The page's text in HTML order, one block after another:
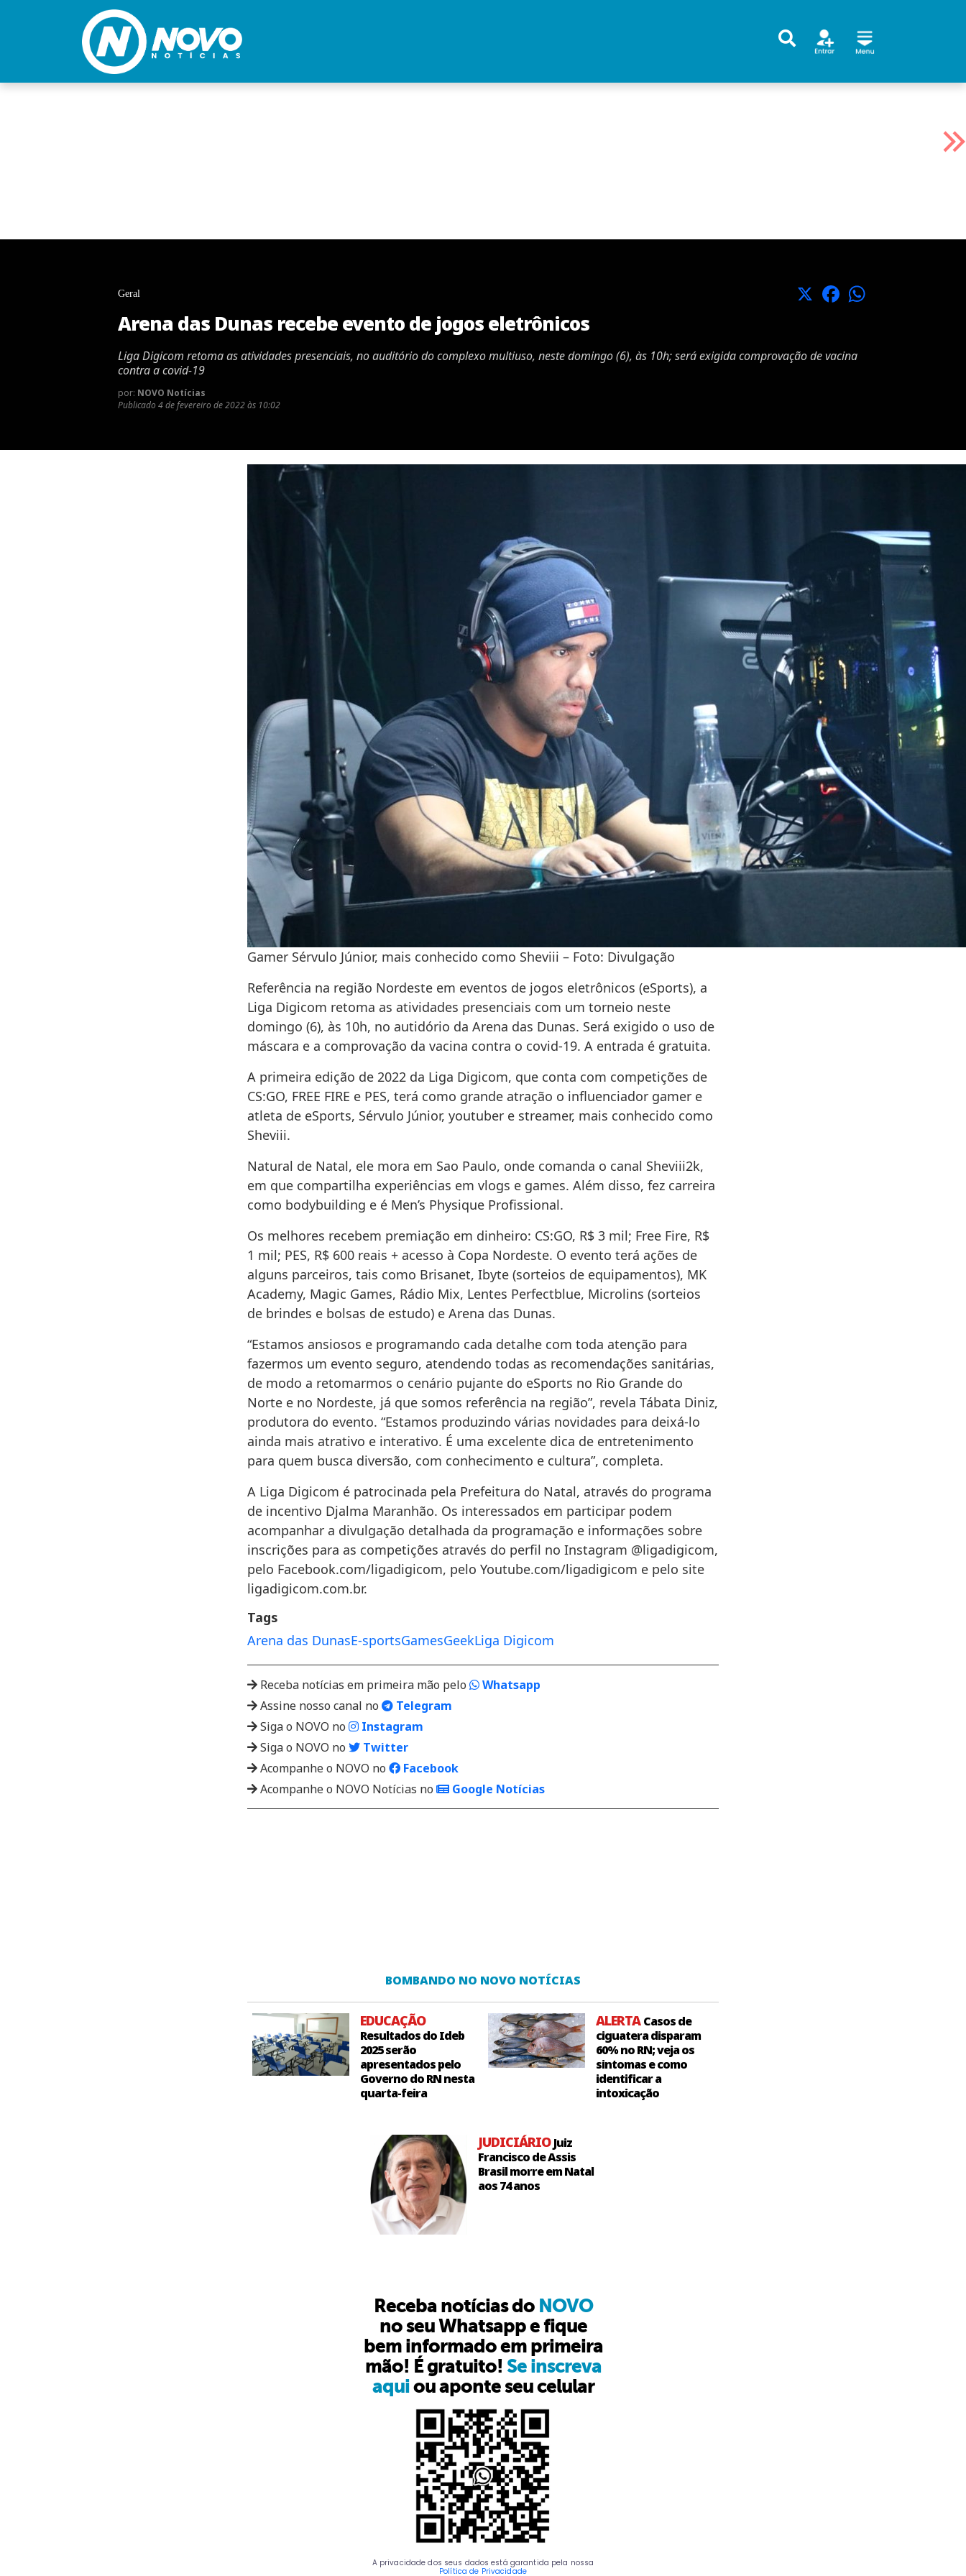
Geral X Facebook
Arena das Dunas recebe evento de jogos eletrônicos
Liga Digicom retoma as atividades presenciais, no auditório do complexo multiuso, neste domingo (6), às 10h; será exigida comprovação de vacina
contra a covid-19
por: NOVO Notícias
Publicado 4 de fevereiro de 2022 às 10:02
Gamer Sérvulo Júnior, mais conhecido como Sheviii – Foto: Divulgação
Referência na região Nordeste em eventos de jogos eletrônicos (eSports), a
Liga Digicom retoma as atividades presenciais com um torneio neste
domingo (6), às 10h, no autidório da Arena das Dunas. Será exigido o uso de
máscara e a comprovação da vacina contra o covid-19. A entrada é gratuita.
A primeira edição de 2022 da Liga Digicom, que conta com competições de
CS:GO, FREE FIRE e PES, terá como grande atração o influenciador gamer e
atleta de eSports, Sérvulo Júnior, youtuber e streamer, mais conhecido como
Sheviii.
Natural de Natal, ele mora em Sao Paulo, onde comanda o canal Sheviii2k,
em que compartilha experiências em vlogs e games. Além disso, fez carreira
como bodybuilding e é Men’s Physique Profissional.
Os melhores recebem premiação em dinheiro: CS:GO, R$ 3 mil; Free Fire, R$
1 mil; PES, R$ 600 reais + acesso à Copa Nordeste. O evento terá ações de
alguns parceiros, tais como Brisanet, Ibyte (sorteios de equipamentos), MK
Academy, Magic Games, Rádio Mix, Lentes Perfectblue, Microlins (sorteios
de brindes e bolsas de estudo) e Arena das Dunas.
“Estamos ansiosos e programando cada detalhe com toda atenção para
fazermos um evento seguro, atendendo todas as recomendações sanitárias,
de modo a retomarmos o cenário pujante do eSports no Rio Grande do
Norte e no Nordeste, já que somos referência na região”, revela Tábata Diniz,
produtora do evento. “Estamos produzindo várias novidades para deixá-lo
ainda mais atrativo e interativo. É uma excelente dica de entretenimento
para quem busca diversão, com conhecimento e cultura”, completa.
A Liga Digicom é patrocinada pela Prefeitura do Natal, através do programa
de incentivo Djalma Maranhão. Os interessados em participar podem
acompanhar a divulgação detalhada da programação e informações sobre
inscrições para as competições através do perfil no Instagram @ligadigicom,
pelo Facebook.com/ligadigicom, pelo Youtube.com/ligadigicom e pelo site
ligadigicom.com.br.
Tags
Arena das DunasE-sportsGamesGeekLiga Digicom
Receba notícias em primeira mão pelo
Whatsapp
Assine nosso canal no
Telegram
Siga o NOVO no
Instagram
Siga o NOVO no
Twitter
Acompanhe o NOVO no
Facebook
Acompanhe o NOVO Notícias no
Google Notícias
BOMBANDO NO NOVO NOTÍCIAS
EDUCAÇÃO
Resultados do Ideb
2025 serão
apresentados pelo
Governo do RN nesta
quarta-feira
ALERTACasos de
ciguatera disparam
60% no RN; veja os
sintomas e como
identificar a
intoxicação
JUDICIÁRIOJuiz
Francisco de Assis
Brasil morre em Natal
aos 74 anos
Receba notícias do NOVO
no seu Whatsapp e fique
bem informado em primeira
mão! É gratuito! Se inscreva
aquiou aponte seu celular
A privacidade dos seus dados está garantida pela nossa
Política de Privacidade